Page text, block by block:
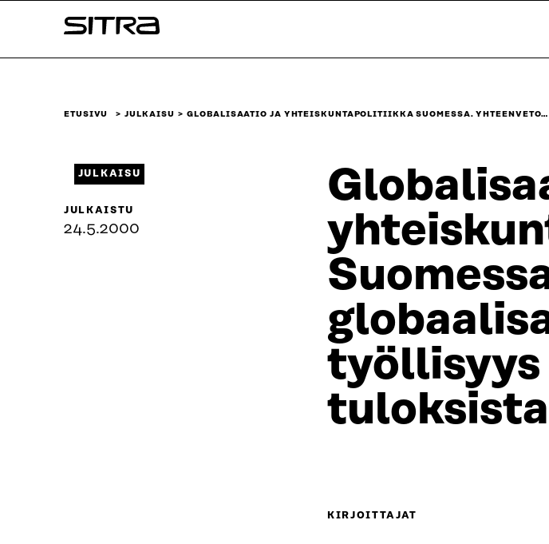
sisältöön
Sitra
ETUSIVU JULKAISU GLOBALISAATIO JA YHTEISKUNTAPOLITIIKKA SUOMESSA. YHTEENVETO…
tuloksista
JULKAISU
JULKAISTU
24.5.2000
KIRJOITTAJAT